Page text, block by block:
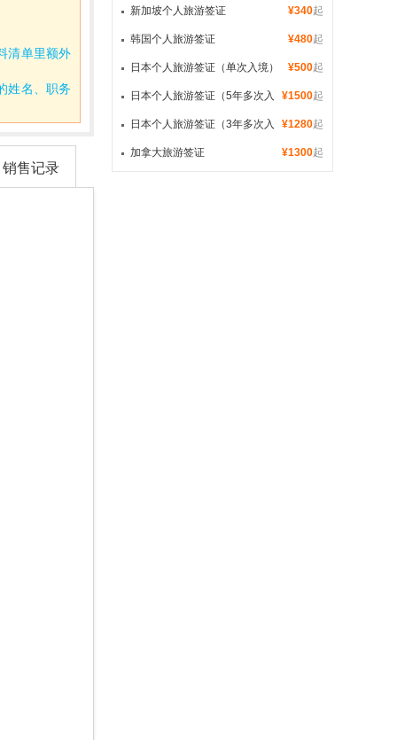
清单里额外
姓名、职务
销售记录
¥340起
新加坡个人旅游签证
¥480起
韩国个人旅游签证
¥500起
日本个人旅游签证（单次入境）
¥1500起
日本个人旅游签证（5年多次入
境） ¥1280起
日本个人旅游签证（3年多次入
境） ¥1300起
加拿大旅游签证